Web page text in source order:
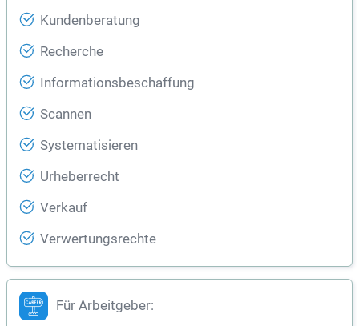
Kundenberatung
Recherche
Informationsbeschaffung
Scannen
Systematisieren
Urheberrecht
Verkauf
Verwertungsrechte
Für Arbeitgeber: